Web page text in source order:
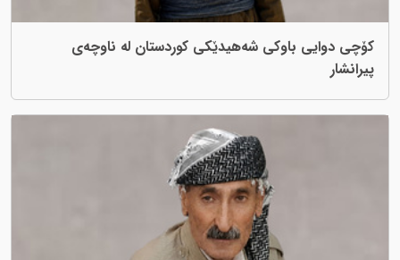
کۆچی دوایی باوکی شەهیدێکی کوردستان لە ناوچەی
پیرانشار